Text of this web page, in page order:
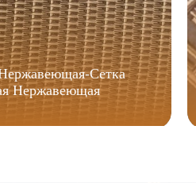
Сетка
Нержавеющая